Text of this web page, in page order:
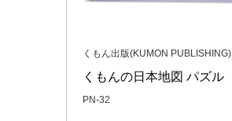
くもん出版(KUMON PUBLISHING)
くもんの日本地図 パズル
PN-32